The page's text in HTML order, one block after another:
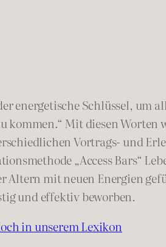
energetische Schlüssel, um
kommen.“ Mit diesen Worten
Vortrags- und
„Access Bars“
mit neuen Energien
und effektiv beworben.
in unserem Lexikon